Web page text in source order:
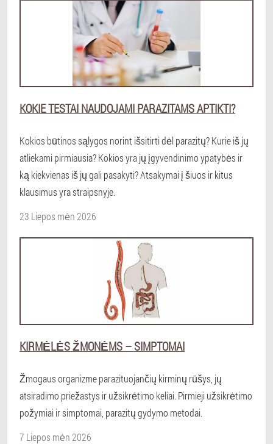
KOKIE TESTAI NAUDOJAMI PARAZITAMS APTIKTI?
Kokios būtinos sąlygos norint išsitirti dėl parazitų? Kurie iš jų
atliekami pirmiausia? Kokios yra jų įgyvendinimo ypatybės ir
ką kiekvienas iš jų gali pasakyti? Atsakymai į šiuos ir kitus
klausimus yra straipsnyje.
23 Liepos mėn 2026
KIRMĖLĖS ŽMONĖMS – SIMPTOMAI
Žmogaus organizme parazituojančių kirminų rūšys, jų
atsiradimo priežastys ir užsikrėtimo keliai. Pirmieji užsikrėtimo
požymiai ir simptomai, parazitų gydymo metodai.
7 Liepos mėn 2026